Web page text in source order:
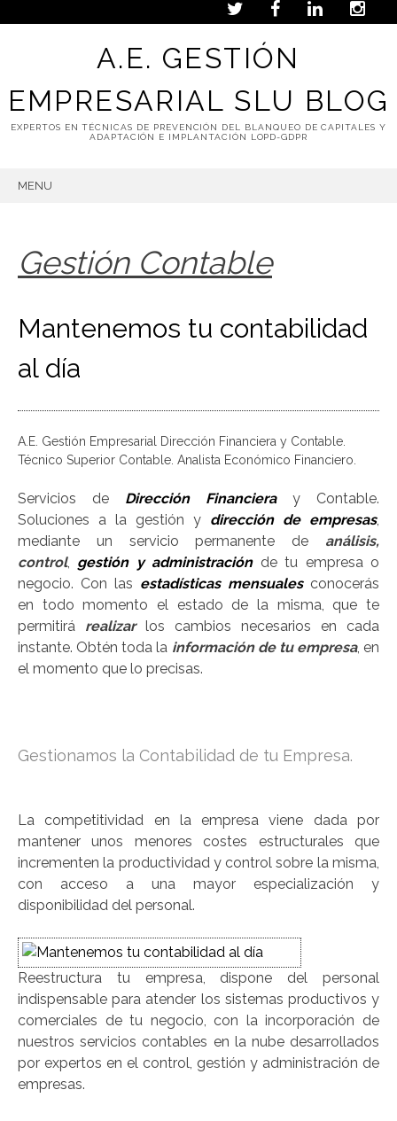
A.E. GESTIÓN
EMPRESARIAL SLU BLOG
EXPERTOS EN TÉCNICAS DE PREVENCIÓN DEL BLANQUEO DE CAPITALES Y
ADAPTACIÓN E IMPLANTACIÓN LOPD-GDPR
MENU
Gestión Contable
Mantenemos tu contabilidad
al día
A.E. Gestión Empresarial Dirección Financiera y Contable.
Técnico Superior Contable. Analista Económico Financiero.
Servicios de Dirección Financieray Contable.
Soluciones a la gestión y dirección de empresas,
mediante un servicio permanente de análisis,
control, gestión y administraciónde tu empresa o
negocio. Con las estadísticas mensualesconocerás
en todo momento el estado de la misma, que te
permitirá realizar los cambios necesarios en cada
instante. Obtén toda la información de tu empresa, en
el momento que lo precisas.
Gestionamos la Contabilidad de tu Empresa.
La competitividad en la empresa viene dada por
mantener unos menores costes estructurales que
incrementen la productividad y control sobre la misma,
con acceso a una mayor especialización y
disponibilidad del personal.
Reestructura tu empresa, dispone del personal
indispensable para atender los sistemas productivos y
comerciales de tu negocio, con la incorporación de
nuestros servicios contables en la nube desarrollados
por expertos en el control, gestión y administración de
empresas.